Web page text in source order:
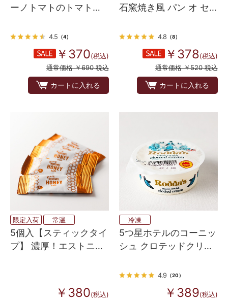
ーノトマトのトマトジ
400ｇ
4.5 （4）
￥370(税込)
通常価格 ￥690 税込
カートに入れる
石窯焼き風 パン オ セ
4.8 （8）
￥378(税込)
通常価格 ￥520 税込
カートに入れる
限定入荷 常温
5個入【スティックタイ
プ】 濃厚！エストニア
￥380(税込)
冷凍
5つ星ホテルのコーニッ
シュ クロテッドクリー
4.9 （20）
￥389(税込)